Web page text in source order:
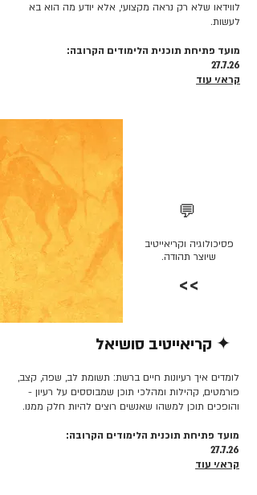
לווידאו שלא רק נראה מקצועי, אלא יודע מה הוא בא
לעשות.
מועד פתיחת תוכנית הלימודים הקרובה:
27.7.26
קרא/י עוד
💬
פסיכולוגיה וקריאייטיב
שיוצר תהודה.
>>
✦ קריאייטיב סושיאל
לומדים איך רעיונות חיים ברשת: תשומת לב, שפה, קצב,
פורמטים, קהילות ומהלכי תוכן שמבוססים על רעיון -
והופכים תוכן למשהו שאנשים רוצים להיות חלק ממנו.
מועד פתיחת תוכנית הלימודים הקרובה:
27.7.26
קרא/י עוד